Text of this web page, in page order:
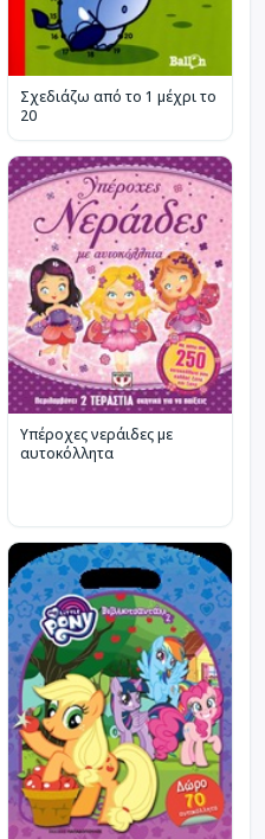
Σχεδιάζω από το 1 μέχρι το
20
Υπέροχες νεράιδες με
αυτοκόλλητα